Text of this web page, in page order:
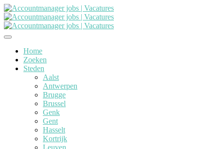
Home
Zoeken
Steden
Aalst
Antwerpen
Brugge
Brussel
Genk
Gent
Hasselt
Kortrijk
Leuven